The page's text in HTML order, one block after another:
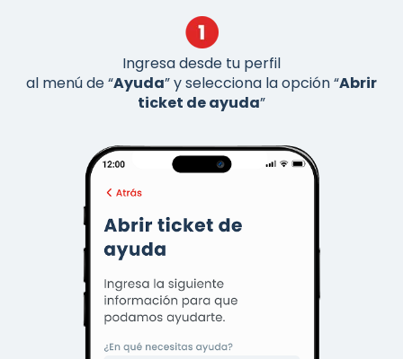
Ingresa desde tu perfil
al menú de “Ayuda” y selecciona la opción “Abrir
ticket de ayuda”